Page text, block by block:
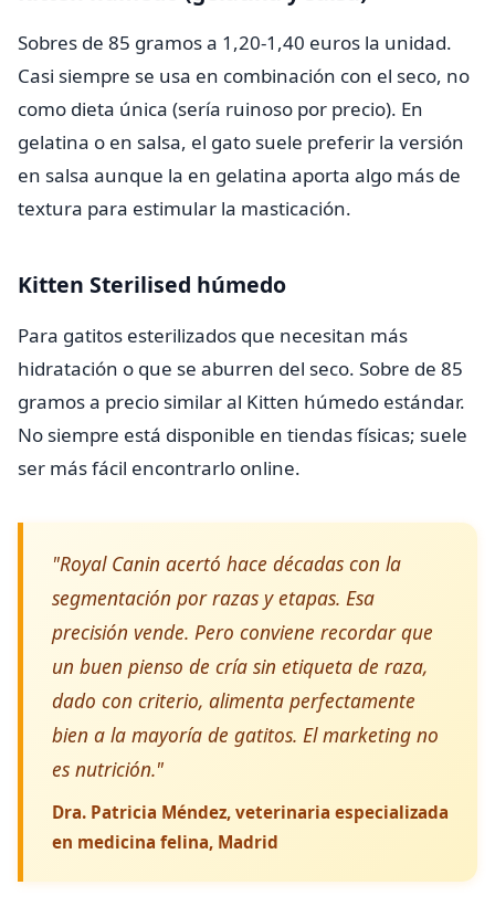
Sobres de 85 gramos a 1,20-1,40 euros la unidad.
Casi siempre se usa en combinación con el seco, no
como dieta única (sería ruinoso por precio). En
gelatina o en salsa, el gato suele preferir la versión
en salsa aunque la en gelatina aporta algo más de
textura para estimular la masticación.
Kitten Sterilised húmedo
Para gatitos esterilizados que necesitan más
hidratación o que se aburren del seco. Sobre de 85
gramos a precio similar al Kitten húmedo estándar.
No siempre está disponible en tiendas físicas; suele
ser más fácil encontrarlo online.
"Royal Canin acertó hace décadas con la
segmentación por razas y etapas. Esa
precisión vende. Pero conviene recordar que
un buen pienso de cría sin etiqueta de raza,
dado con criterio, alimenta perfectamente
bien a la mayoría de gatitos. El marketing no
es nutrición."
Dra. Patricia Méndez, veterinaria especializada
en medicina felina, Madrid